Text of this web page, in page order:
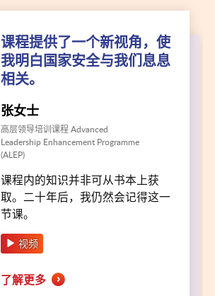
课程提供了一个新视角，使
我明白国家安全与我们息息
相关。
张女士
高层领导培训课程 Advanced
Leadership Enhancement Programme
(ALEP)
课程内的知识并非可从书本上获
取。二十年后，我仍然会记得这一
节课。
视频
了解更多